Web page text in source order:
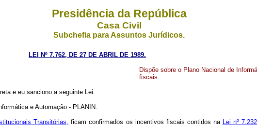
Presidência da República
Casa Civil
Subchefia para Assuntos Jurídicos.
LEI Nº 7.762, DE 27 DE ABRIL DE 1989.
Dispõe sobre o Plano Nacional de
fiscais.
e eu sanciono a seguinte Lei:
e Automação - PLANIN.
Transitórias, ficam confirmados os incentivos fiscais contidos na Lei nº